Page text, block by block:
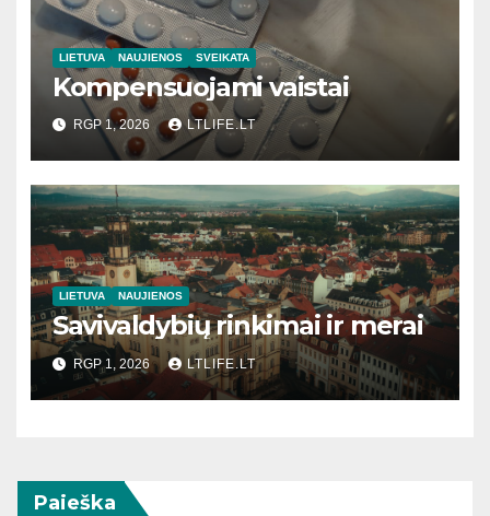
LIETUVA NAUJIENOS SVEIKATA
Kompensuojami vaistai
RGP 1, 2026 LTLIFE.LT
LIETUVA NAUJIENOS
Savivaldybių rinkimai ir merai
RGP 1, 2026 LTLIFE.LT
Paieška